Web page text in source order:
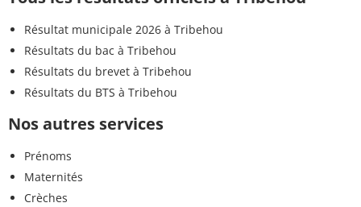
Résultat municipale 2026 à Tribehou
Résultats du bac à Tribehou
Résultats du brevet à Tribehou
Résultats du BTS à Tribehou
Nos autres services
Prénoms
Maternités
Crèches